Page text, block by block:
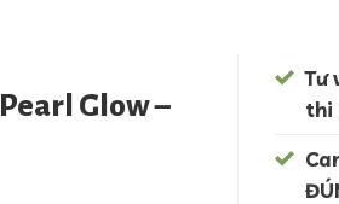
Tư
thi
Glow –